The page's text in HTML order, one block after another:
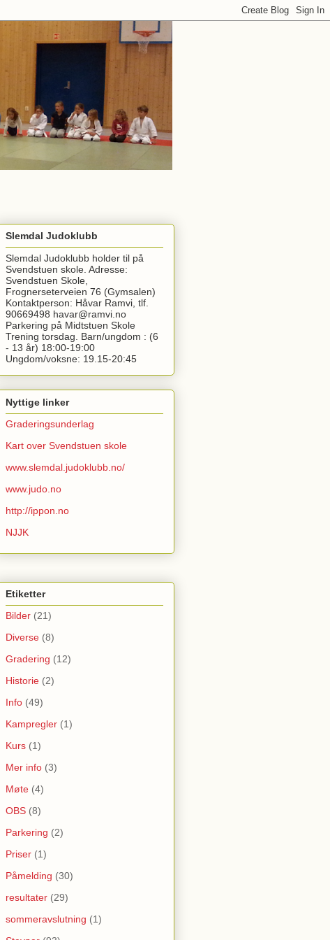
Slemdal Judoklubb
Slemdal Judoklubb holder til på
Svendstuen skole. Adresse:
Svendstuen Skole,
Frognerseterveien 76 (Gymsalen)
Kontaktperson: Håvar Ramvi, tlf.
90669498 havar@ramvi.no
Parkering på Midtstuen Skole
Trening torsdag. Barn/ungdom : (6
- 13 år) 18:00-19:00
Ungdom/voksne: 19.15-20:45
Nyttige linker
Graderingsunderlag
Kart over Svendstuen skole
www.slemdal.judoklubb.no/
www.judo.no
http://ippon.no
NJJK
Etiketter
Bilder (21)
Diverse (8)
Gradering (12)
Historie (2)
Info (49)
Kampregler (1)
Kurs (1)
Mer info (3)
Møte (4)
OBS (8)
Parkering (2)
Priser (1)
Påmelding (30)
resultater (29)
sommeravslutning (1)